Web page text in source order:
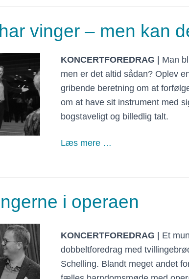
vinger – men kan
KONCERTFOREDRAG | Man
men er det altid sådan? Oplev
gribende beretning om at
om at have sit instrument med
bogstaveligt og billedlig talt.
Læs mere …
i operaen
KONCERTFOREDRAG | Et
dobbeltforedrag med
Schelling. Blandt meget andet